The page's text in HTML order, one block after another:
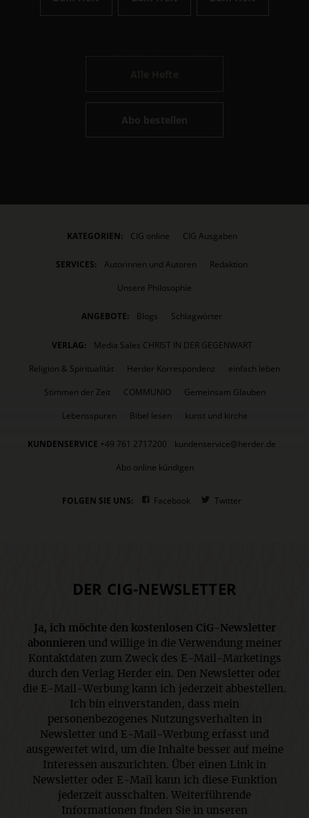
Abo bestellen
KATEGORIEN: CIG online CIG Ausgaben
SERVICES: Autorinnen und Autoren
Redaktion
Unsere Philosophie
ANGEBOTE: Blogs Schlagwörter
VERLAG:
Media Sales CHRIST IN DER GEGENWART
Religion & Spiritualität
Herder Korrespondenz
einfach leben
Stimmen der Zeit
COMMUNIO
Gemeinsam Glauben
Lebensspuren
Bibel lesen kunst und kirche
KUNDENSERVICE +49 761 2717200
kundenservice@herder.de
Abo online kündigen
FOLGEN SIE UNS: Facebook Twitter
DER CIG-NEWSLETTER
Ja, ich möchte den kostenlosen CiG-Newsletter
abonnierenund willige in die Verwendung meiner
Kontaktdaten zum Zweck des E-Mail-Marketings
durch den Verlag Herder ein. Den Newsletter oder
die E-Mail-Werbung kann ich jederzeit abbestellen.
Ich bin einverstanden, dass mein
personenbezogenes Nutzungsverhalten in
Newsletter und E-Mail-Werbung erfasst und
ausgewertet wird, um die Inhalte besser auf meine
Interessen auszurichten. Über einen Link in
Newsletter oder E-Mail kann ich diese Funktion
jederzeit ausschalten. Weiterführende
Informationen finden Sie in unseren